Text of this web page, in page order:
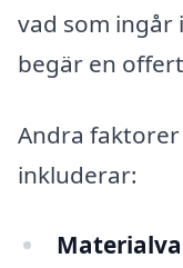
vad som ingår
begär en
Andra
inkluderar: